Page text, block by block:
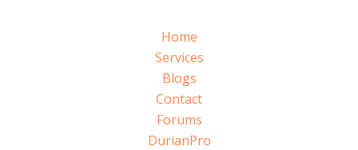
Home
Services
Blogs
Contact
Forums
DurianPro